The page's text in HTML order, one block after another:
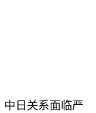
中日关系面临严